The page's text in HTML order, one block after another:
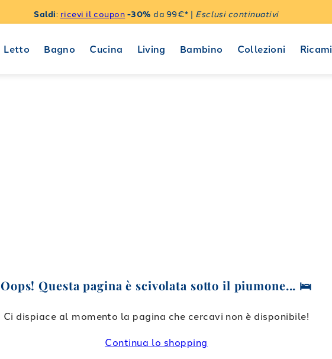
Saldi: ricevi il coupon -30% da 99€* | Esclusi continuativi
Letto Bagno Cucina Living Bambino Collezioni Ricami
Oops! Questa pagina è scivolata sotto il piumone... 🛌
Ci dispiace al momento la pagina che cercavi non è disponibile!
Continua lo shopping